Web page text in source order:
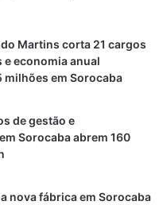
Martins corta 21 cargos
economia anual
milhões em Sorocaba
de gestão e
Sorocaba abrem 160
nova fábrica em Sorocaba